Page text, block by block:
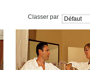
Classer par